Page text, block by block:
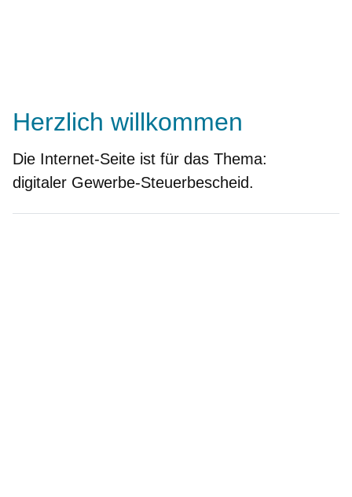
Herzlich willkommen
Die Internet-Seite ist für das Thema:
digitaler Gewerbe-Steuerbescheid.